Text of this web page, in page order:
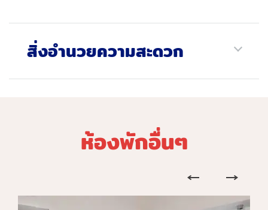
สิ่งอำนวยความสะดวก
ห้องพักอื่นๆ